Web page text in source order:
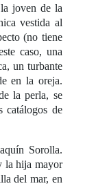
joven de la
vestida al
(no tiene
caso, una
un turbante
en la oreja.
la perla, se
catálogos de
Sorolla.
la hija mayor
del mar, en